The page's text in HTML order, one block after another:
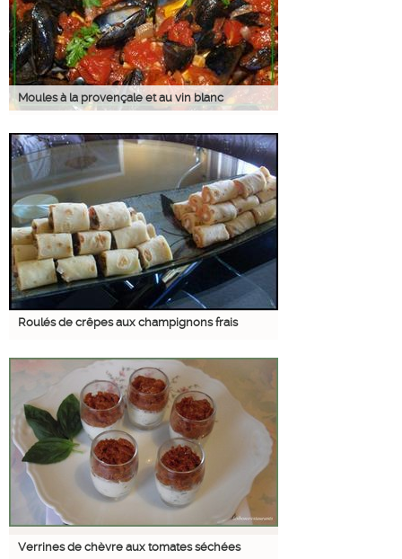
Moules à la provençale et au vin blanc
Roulés de crêpes aux champignons frais
Verrines de chèvre aux tomates séchées